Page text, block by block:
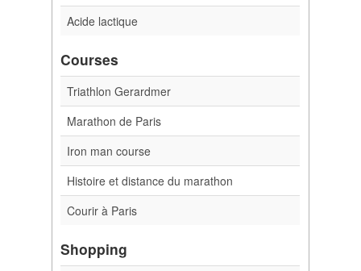
Acide lactique
Courses
Triathlon Gerardmer
Marathon de Paris
Iron man course
Histoire et distance du marathon
Courir à Paris
Shopping